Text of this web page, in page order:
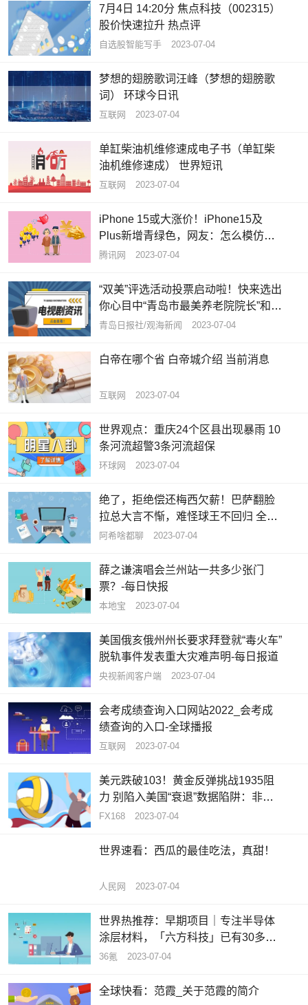
7月4日 14:20分 焦点科技（002315）
股价快速拉升 热点评
自选股智能写手 2023-07-04
梦想的翅膀歌词汪峰（梦想的翅膀歌
词） 环球今日讯
互联网 2023-07-04
单缸柴油机维修速成电子书（单缸柴
油机维修速成） 世界短讯
互联网 2023-07-04
iPhone 15或大涨价！iPhone15及
Plus新增青绿色，网友：怎么模仿我
的iPhone12呢？ 焦点速读
腾讯网 2023-07-04
“双美”评选活动投票启动啦！快来选出
你心目中“青岛市最美养老院院长”和
“青岛市最美养老护理员”|全球资讯
青岛日报社/观海新闻 2023-07-04
白帝在哪个省 白帝城介绍 当前消息
互联网 2023-07-04
世界观点：重庆24个区县出现暴雨 10
条河流超警3条河流超保
环球网 2023-07-04
绝了，拒绝偿还梅西欠薪！巴萨翻脸
拉总大言不惭，难怪球王不回归 全球
速看料
阿希啥都聊 2023-07-04
薛之谦演唱会兰州站一共多少张门
票？-每日快报
本地宝 2023-07-04
美国俄亥俄州州长要求拜登就“毒火车”
脱轨事件发表重大灾难声明-每日报道
央视新闻客户端 2023-07-04
会考成绩查询入口网站2022_会考成
绩查询的入口-全球播报
互联网 2023-07-04
美元跌破103！黄金反弹挑战1935阻
力 别陷入美国“衰退”数据陷阱：非农
将成美元买盘拐点_天天热推荐
FX168 2023-07-04
世界速看：西瓜的最佳吃法，真甜！
人民网 2023-07-04
世界热推荐：早期项目｜专注半导体
涂层材料，「六方科技」已有30多家
合作伙伴
36氪 2023-07-04
全球快看：范霞_关于范霞的简介